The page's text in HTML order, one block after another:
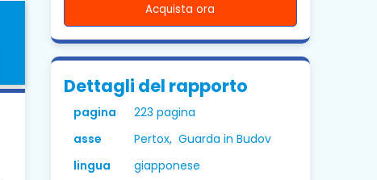
Acquista ora
Dettagli del rapporto
pagina
223 pagina
asse
Pertox, Guarda in Budov
lingua
giapponese